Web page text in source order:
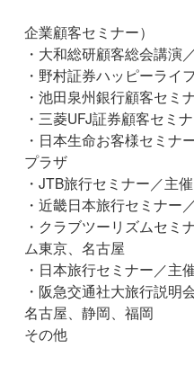
企業顧客セミナー）
・大和総研顧客総会講演
・野村証券ハッピーライ
・池田泉州銀行顧客セミ
・三菱UFJ証券顧客セミ
・日本生命お客様セミナ
プラザ
・JTB旅行セミナー／主
・近畿日本旅行セミナー
・クラブツーリズムセミ
ム東京、名古屋
・日本旅行セミナー／主
・阪急交通社大旅行説明
名古屋、静岡、福岡
その他